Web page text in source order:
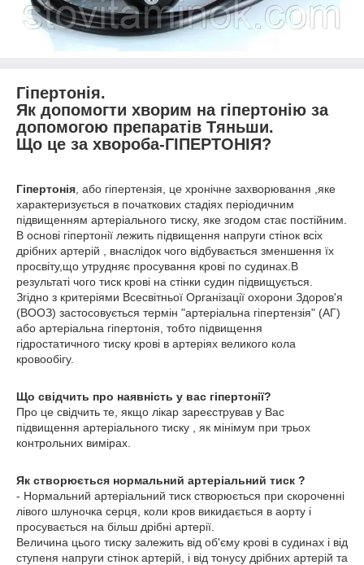
Гіпертонія.
Як допомогти хворим на гіпертонію за
допомогою препаратів Тяньши.
Що це за хвороба-ГІПЕРТОНІЯ?
Гіпертонія , або гіпертензія, це хронічне захворювання ,яке
характеризується в початкових стадіях періодичним
підвищенням артеріального тиску, яке згодом стає постійним.
В основі гіпертонії лежить підвищення напруги стінок всіх
дрібних артерій , внаслідок чого відбувається зменшення їх
просвіту,що утрудняє просування крові по судинах.В
результаті чого тиск крові на стінки судин підвищується.
Згідно з критеріями Всесвітньої Організації охорони Здоров'я
(ВООЗ) застосовується термін "артеріальна гіпертензія" (АГ)
або артеріальна гіпертонія, тобто підвищення
гідростатичного тиску крові в артеріях великого кола
кровообігу.
Що свідчить про наявність у вас гіпертонії?
Про це свідчить те, якщо лікар зареєстрував у Вас
підвищення артеріального тиску , як мінімум при трьох
контрольних вимірах.
Як створюється нормальний артеріальний тиск ?
- Нормальний артеріальний тиск створюється при скороченні
лівого шлуночка серця, коли кров викидається в аорту і
просувається на більш дрібні артерії.
Величина цього тиску залежить від об'єму крові в судинах і від
ступеня напруги стінок артерій, і від тонусу дрібних артерій та